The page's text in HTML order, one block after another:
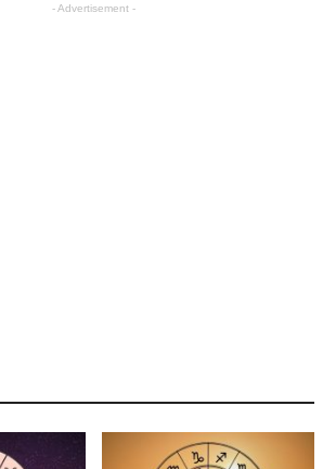
- Advertisement -